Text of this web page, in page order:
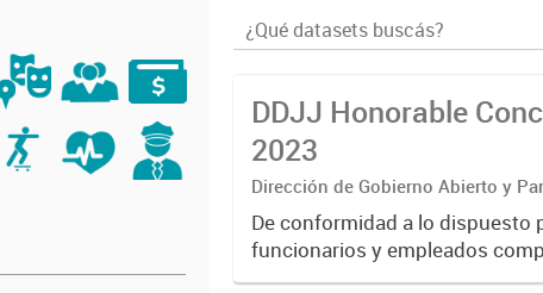
DDJJ Honorable
2023
Dirección de Gobierno Abierto y
De conformidad a lo dispuesto
funcionarios y empleados
de dicha norma, están